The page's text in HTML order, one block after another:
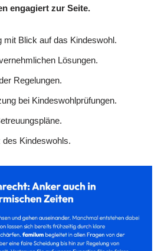
engagiert zur Seite.
mit Blick auf das Kindeswohl.
Lösungen.
Regelungen.
bei Kindeswohlprüfungen.
Kindeswohls.